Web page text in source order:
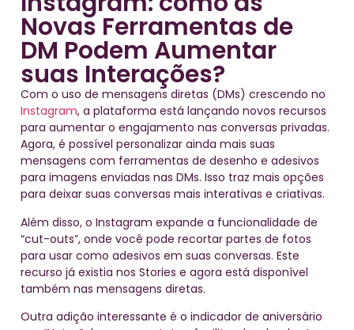
Novas Ferramentas de
DM Podem Aumentar
suas Interações?
Com o uso de mensagens diretas (DMs) crescendo no
Instagram, a plataforma está lançando novos recursos
para aumentar o engajamento nas conversas privadas.
Agora, é possível personalizar ainda mais suas
mensagens com ferramentas de desenho e adesivos
para imagens enviadas nas DMs. Isso traz mais opções
para deixar suas conversas mais interativas e criativas.
Além disso, o Instagram expande a funcionalidade de
“cut-outs”, onde você pode recortar partes de fotos
para usar como adesivos em suas conversas. Este
recurso já existia nos Stories e agora está disponível
também nas mensagens diretas.
Outra adição interessante é o indicador de aniversário